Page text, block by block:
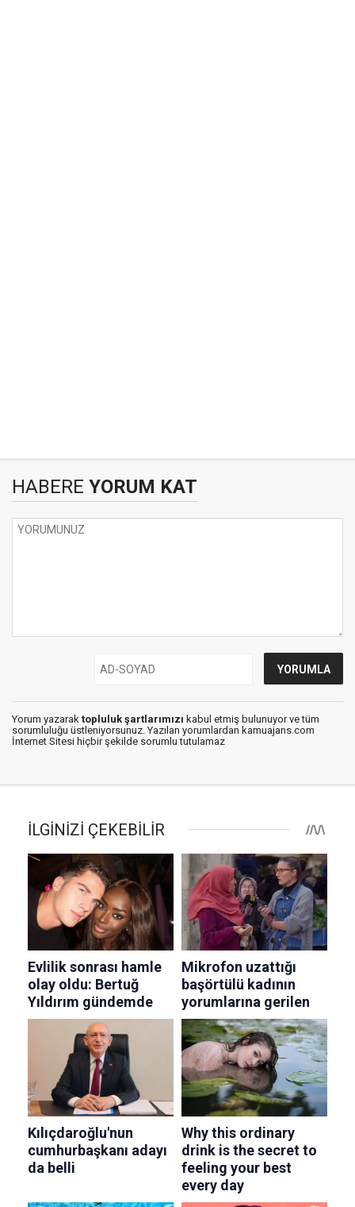
HABERE YORUM KAT
Yorum yazarak topluluk şartlarımızı kabul etmiş bulunuyor ve tüm
sorumluluğu üstleniyorsunuz. Yazılan yorumlardan kamuajans.com
İnternet Sitesi hiçbir şekilde sorumlu tutulamaz